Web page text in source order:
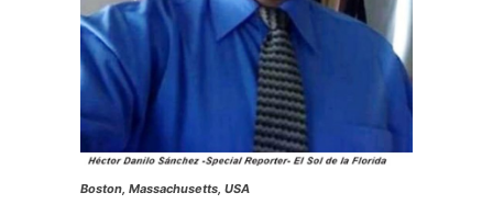
Boston, Massachusetts, USA